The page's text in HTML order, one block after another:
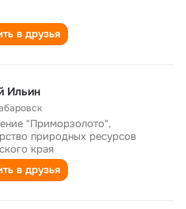
в друзья
Ильин
"Приморзолото",
природных ресурсов
края
в друзья